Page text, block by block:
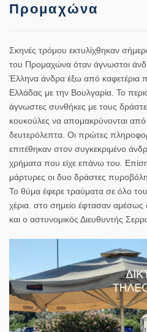
Προμαχώνα
Σκηνές τρόμου εκτυλίχθηκαν
του Προμαχώνα όταν άγνωστοι
Έλληνα άνδρα έξω από καφετέρια
Ελλάδας με την Βουλγαρία. Το
άγνωστες συνθήκες με τους
κουκούλες να απομακρύνονται από
δευτερόλεπτα. Οι πρώτες
επιτέθηκαν στον συγκεκριμένο
χρήματα που είχε επάνω του.
μάρτυρες οι δυο δράστες
Το θύμα έφερε τραύματα σε όλο
χέρια. στο σημείο έφτασαν αμέσως
και ο αστυνομικός Διευθυντής